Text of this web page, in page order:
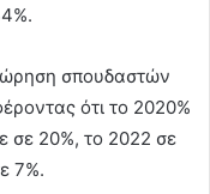
σπουδαστών
ότι το 2020%
σε 20%, το 2022 σε
7%.